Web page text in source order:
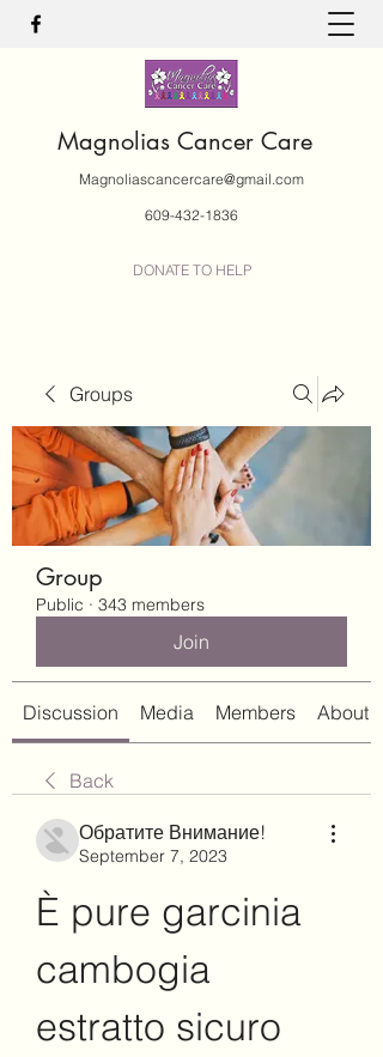
Magnolias Cancer Care
Magnoliascancercare@gmail.com
609-432-1836
DONATE TO HELP
Groups
Group
Public · 343 members
Join
Discussion Media Members About
Back
Обратите Внимание!
September 7, 2023
È pure garcinia
cambogia
estratto sicuro